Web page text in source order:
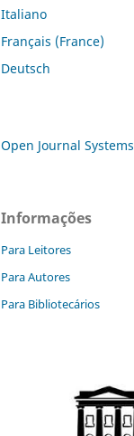
Italiano
Français (France)
Deutsch
Open Journal Systems
Informações
Para Leitores
Para Autores
Para Bibliotecários